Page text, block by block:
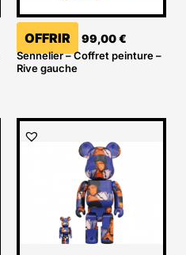
OFFRIR 99,00€
Sennelier – Coffret peinture –
Rive gauche